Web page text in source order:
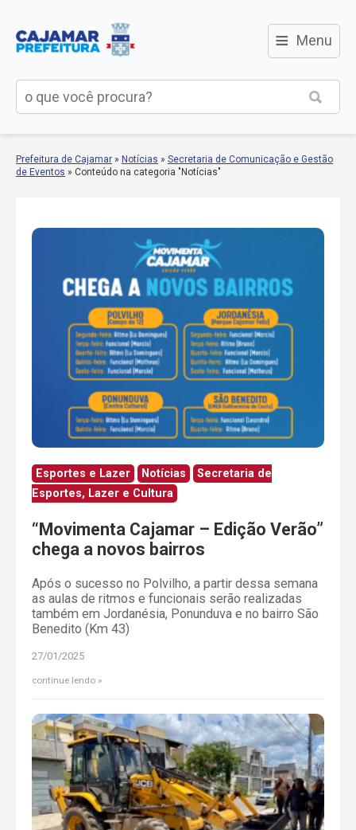
≡ Menu
Prefeitura de Cajamar » Notícias » Secretaria de Comunicação e Gestão
de Eventos » Conteúdo na categoria "Notícias"
Esportes e Lazer Notícias
Secretaria de
Esportes, Lazer e Cultura
“Movimenta Cajamar – Edição Verão”
chega a novos bairros
Após o sucesso no Polvilho, a partir dessa semana
as aulas de ritmos e funcionais serão realizadas
também em Jordanésia, Ponunduva e no bairro São
Benedito (Km 43)
27/01/2025
continue lendo